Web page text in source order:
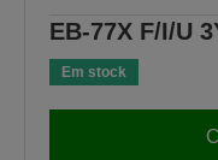
EB-77X F/I/U
Em stock